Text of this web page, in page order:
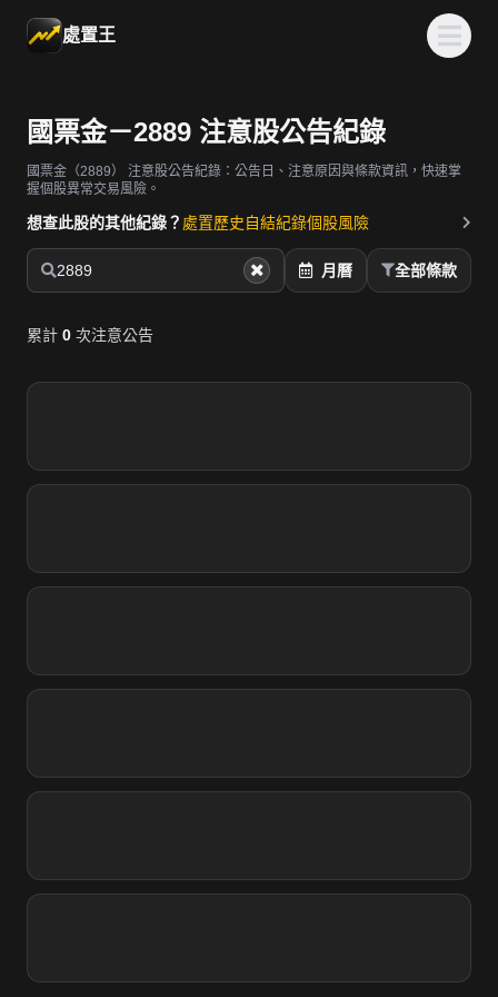
處置王
國票金－2889 注意股公告紀錄
國票金（2889）
注意股公告紀錄：公告日、注意原因與條款資訊，快速掌
握個股異常交易風險。
想查此股的其他紀錄？ 處置歷史自結紀錄個股風險
2889 月曆 全部條款
累計 0 次注意公告